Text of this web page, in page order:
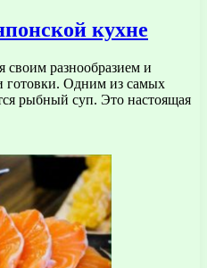
кухне
своим разнообразием и
готовки. Одним из самых
рыбный суп. Это настоящая